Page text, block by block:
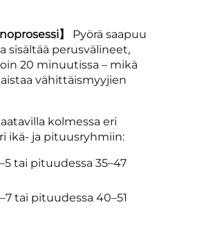
】 Pyörä saapuu
sisältää perusvälineet,
20 minuutissa – mikä
vähittäismyyjien
kolmessa eri
ikä- ja pituusryhmiin:
tai pituudessa 35–47
tai pituudessa 40–51